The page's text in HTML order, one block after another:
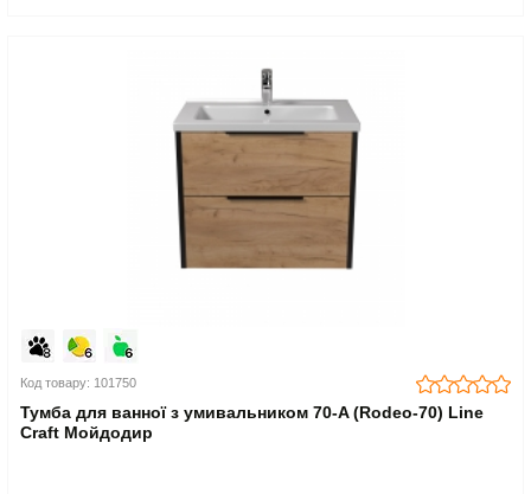
Код товару: 101750
Тумба для ванної з умивальником 70-A (Rodeo-70) Line
Craft Мойдодир